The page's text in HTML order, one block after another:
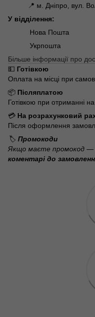
📍 м. Дніпро, вул.
У відділення:
Нова Пошта
Укрпошта
Більше інформації про
💵 Готівкою
Оплата на місці при
📦 Післяплатою
Готівкою при отриманні
💳 На розрахунковий
Після оформлення
🏷️ Промокоди
Якщо маєте промокод —
коментарі до